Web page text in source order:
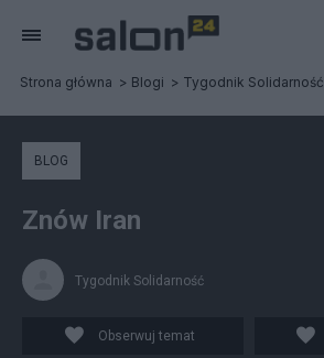
Strona główna Blogi Tygodnik Solidarność
BLOG
Znów Iran
Tygodnik Solidarność
Obserwuj temat